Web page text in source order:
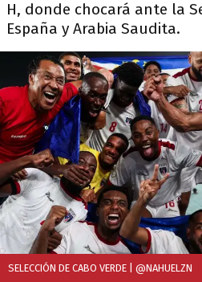
H, donde chocará ante la
España y Arabia Saudita.
SELECCIÓN DE CABO VERDE | @NAHUELZN